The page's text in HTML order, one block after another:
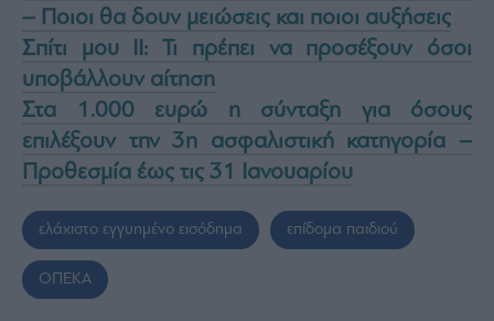
– Ποιοι θα δουν μειώσεις και ποιοι αυξήσεις
Σπίτι μου ΙΙ: Τι πρέπει να προσέξουν όσοι
υποβάλλουν αίτηση
Στα 1.000 ευρώ η σύνταξη για όσους
επιλέξουν την 3η ασφαλιστική κατηγορία –
Προθεσμία έως τις 31 Ιανουαρίου
ελάχιστο εγγυημένο εισόδημα επίδομα παιδιού
ΟΠΕΚΑ